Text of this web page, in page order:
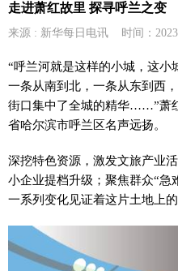
走进萧红故里 探寻呼兰之变
来源 : 新华每日电讯 时间：
“呼兰河就是这样的小城，这小
一条从南到北，一条从东到西
街口集中了全城的精华……”萧
省哈尔滨市呼兰区名声远扬。
深挖特色资源，激发文旅产业
小企业提档升级；聚焦群众“
一系列变化见证着这片土地上的